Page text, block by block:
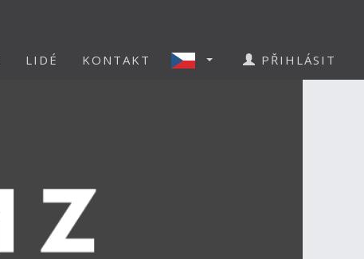
LIDÉ KONTAKT PŘIHLÁSIT